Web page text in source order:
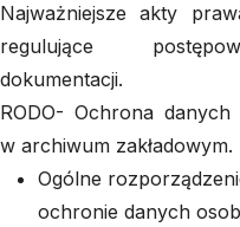
Najważniejsze akty
regulujące
dokumentacji.
RODO- Ochrona
w archiwum zakładowym.
Ogólne
ochronie danych